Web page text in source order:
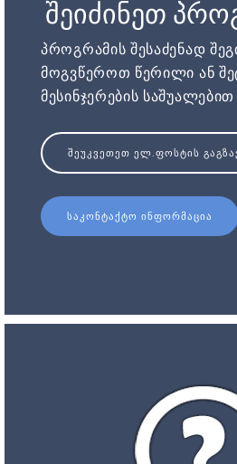
შეიძინეთ
პროგრამის შესაძენად
მოგვწეროთ წერილი ან
მესინჯერების საშუალებით
ᲨᲔᲣᲙᲕᲔᲗᲔᲗ ᲔᲚ.ᲤᲝᲡᲢᲘᲡ
ᲡᲐᲙᲝᲜᲢᲐᲥᲢᲝ ᲘᲜᲤᲝᲠᲛᲐᲪᲘᲐ